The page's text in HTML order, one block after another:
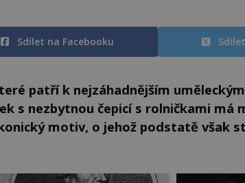
Sdílet na Facebooku
patří k nejzáhadnějším
s nezbytnou čepicí s rolničkami má
motiv, o jehož podstatě však